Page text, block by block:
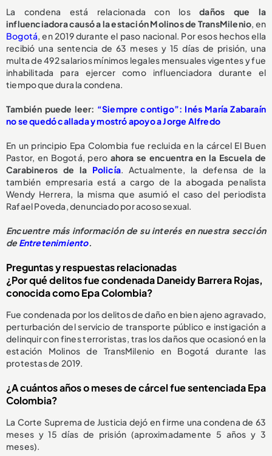
La condena está relacionada con losdaños que la
influenciadora causó a la estación Molinos de TransMilenio, en
Bogotá, en 2019 durante el paso nacional. Por esos hechos ella
recibió una sentencia de 63 meses y 15 días de prisión, una
multa de 492 salarios mínimos legales mensuales vigentes y fue
inhabilitada para ejercer como influenciadora durante el
tiempo que dura la condena.
También puede leer: “Siempre contigo”: Inés María Zabaraín
no se quedó callada y mostró apoyo a Jorge Alfredo
En un principio Epa Colombia fue recluida en la cárcel El Buen
Pastor, en Bogotá, pero ahora se encuentra en la Escuela de
Carabineros de la Policía. Actualmente, la defensa de la
también empresaria está a cargo de la abogada penalista
Wendy Herrera, la misma que asumió el caso del periodista
Rafael Poveda, denunciado por acoso sexual.
Encuentre más información de su interés en nuestra sección
deEntretenimiento.
Preguntas y respuestas relacionadas
¿Por qué delitos fue condenada Daneidy Barrera Rojas,
conocida como Epa Colombia?
Fue condenada por los delitos de daño en bien ajeno agravado,
perturbación del servicio de transporte público e instigación a
delinquir con fines terroristas, tras los daños que ocasionó en la
estación Molinos de TransMilenio en Bogotá durante las
protestas de 2019.
¿A cuántos años o meses de cárcel fue sentenciada Epa
Colombia?
La Corte Suprema de Justicia dejó en firme una condena de 63
meses y 15 días de prisión (aproximadamente 5 años y 3
meses).